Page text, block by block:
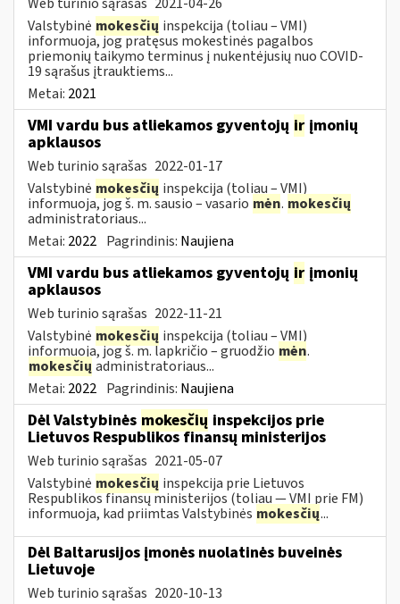
Valstybinė mokesčių inspekcija (toliau – VMI)
informuoja, jog pratęsus mokestinės pagalbos
priemonių taikymo terminus į nukentėjusių nuo COVID-
19 sąrašus įtrauktiems...
Metai: 2021
VMI vardu bus atliekamos gyventojų ir įmonių
apklausos
Web turinio sąrašas 2022-01-17
Valstybinė mokesčių inspekcija (toliau – VMI)
informuoja, jog š. m. sausio – vasario mėn. mokesčių
administratoriaus...
Metai: 2022 Pagrindinis: Naujiena
VMI vardu bus atliekamos gyventojų ir įmonių
apklausos
Web turinio sąrašas 2022-11-21
Valstybinė mokesčių inspekcija (toliau – VMI)
informuoja, jog š. m. lapkričio – gruodžio mėn.
mokesčių administratoriaus...
Metai: 2022 Pagrindinis: Naujiena
Dėl Valstybinės mokesčių inspekcijos prie
Lietuvos Respublikos finansų ministerijos
Web turinio sąrašas 2021-05-07
Valstybinė mokesčių inspekcija prie Lietuvos
Respublikos finansų ministerijos (toliau — VMI prie FM)
informuoja, kad priimtas Valstybinės mokesčių...
Dėl Baltarusijos įmonės nuolatinės buveinės
Lietuvoje
Web turinio sąrašas 2020-10-13